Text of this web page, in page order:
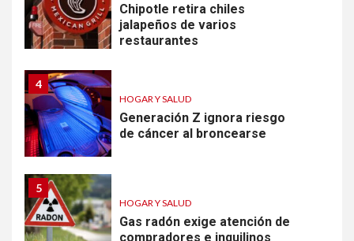
Chipotle retira chiles
jalapeños de varios
restaurantes
4
HOGAR Y SALUD
Generación Z ignora riesgo
de cáncer al broncearse
5
HOGAR Y SALUD
Gas radón exige atención de
compradores e inquilinos